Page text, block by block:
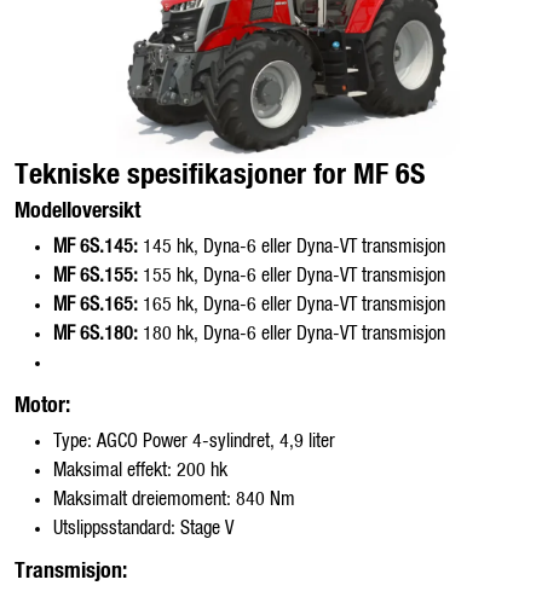
Tekniske spesifikasjoner for MF 6S
Modelloversikt
MF 6S.145: 145 hk, Dyna-6 eller Dyna-VT transmisjon
MF 6S.155: 155 hk, Dyna-6 eller Dyna-VT transmisjon
MF 6S.165: 165 hk, Dyna-6 eller Dyna-VT transmisjon
MF 6S.180: 180 hk, Dyna-6 eller Dyna-VT transmisjon
Motor:
Type: AGCO Power 4-sylindret, 4,9 liter
Maksimal effekt: 200 hk
Maksimalt dreiemoment: 840 Nm
Utslippsstandard: Stage V
Transmisjon: